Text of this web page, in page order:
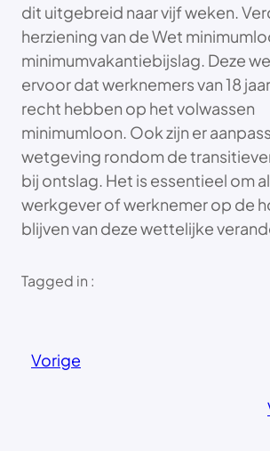
dit uitgebreid naar vijf weken.
herziening van de Wet
minimumvakantiebijslag. Deze
ervoor dat werknemers van 18
recht hebben op het volwassen
minimumloon. Ook zijn er
wetgeving rondom de
bij ontslag. Het is essentieel om
werkgever of werknemer op de
blijven van deze wettelijke
Tagged in :
Vorige